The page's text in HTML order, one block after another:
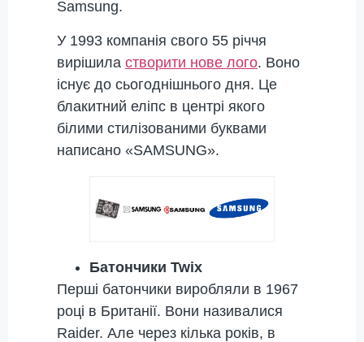
Samsung.
У 1993 компанія свого 55 річчя
вирішила створити нове лого. Воно
існує до сьогоднішнього дня. Це
блакитний еліпс в центрі якого
білими стилізованими буквами
написано «SAMSUNG».
Батончики Twix
Перші батончики виробляли в 1967
році в Британії. Вони називалися
Raider. Але через кілька років, в